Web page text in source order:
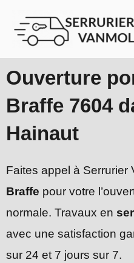
contenu
Ouverture
Braffe 7604
Hainaut
Faites appel à Serrurier
Braffe pour votre
normale. Travaux en
avec une satisfaction
sur 24 et 7 jours sur 7.